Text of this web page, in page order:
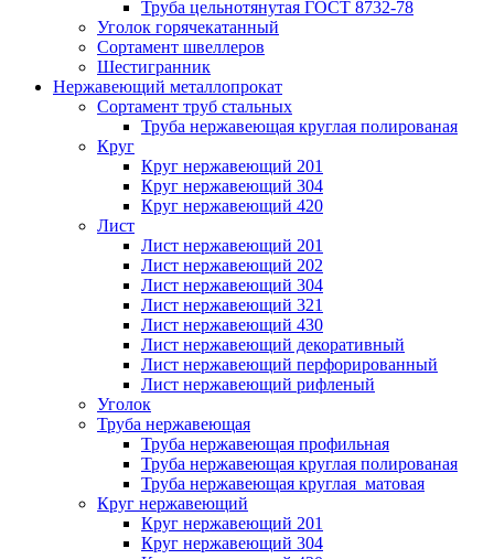
Труба цельнотянутая ГОСТ 8732-78
Уголок горячекатанный
Сортамент швеллеров
Шестигранник
Нержавеющий металлопрокат
Сортамент труб стальных
Труба нержавеющая круглая полированая
Круг
Круг нержавеющий 201
Круг нержавеющий 304
Круг нержавеющий 420
Лист
Лист нержавеющий 201
Лист нержавеющий 202
Лист нержавеющий 304
Лист нержавеющий 321
Лист нержавеющий 430
Лист нержавеющий декоративный
Лист нержавеющий перфорированный
Лист нержавеющий рифленый
Уголок
Труба нержавеющая
Труба нержавеющая профильная
Труба нержавеющая круглая полированая
Труба нержавеющая круглая матовая
Круг нержавеющий
Круг нержавеющий 201
Круг нержавеющий 304